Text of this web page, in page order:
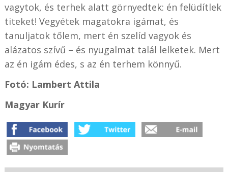
vagytok, és terhek alatt görnyedtek: én felüdítlek
titeket! Vegyétek magatokra igámat, és
tanuljatok tőlem, mert én szelíd vagyok és
alázatos szívű – és nyugalmat talál lelketek. Mert
az én igám édes, s az én terhem könnyű.
Fotó: Lambert Attila
Magyar Kurír